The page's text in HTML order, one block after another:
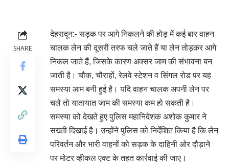
SHARE
देहरादून:- सड़क पर आगे निकलने की होड़ में कई बार वाहन
चालक लेन की दूसरी तरफ चले जाते हैं या लेन तोड़कर आगे
निकल जाते हैं, जिसके कारण अक्सर जाम की संभावना बन
जाती है। चौक, चौराहों, रेलवे स्टेशन व सिंगल रोड पर यह
समस्या आम बनी हुई है। यदि वाहन चालक अपनी लेन पर
चले तो यातायात जाम की समस्या कम हो सकती है।
समस्या को देखते हुए पुलिस महानिदेशक अशोक कुमार ने
सख्ती दिखाई है। उन्होंने पुलिस को निर्देशित किया है कि लेन
परिवर्तन और भारी वाहनों को सड़क के दाहिनी ओर दौड़ाने
पर मोटर व्हीकल एक्ट के तहत कार्रवाई की जाए।